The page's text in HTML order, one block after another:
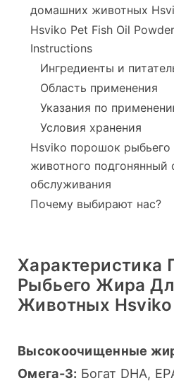
домашних животных
Hsviko Pet Fish Oil
Instructions
Ингредиенты и
Область применения
Указания по
Условия хранения
Hsviko порошок
животного подгонянный
обслуживания
Почему выбирают нас?
Характеристика
Рыбьего Жира
Животных Hsviko
Высокоочищенные
Омега-3: Богат DHA,